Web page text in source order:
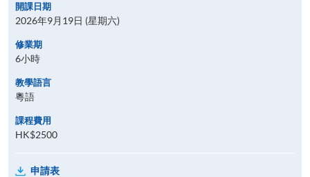
開課日期
2026年9月19日 (星期六)
修業期
6小時
教學語言
粵語
課程費用
HK$2500
申請表